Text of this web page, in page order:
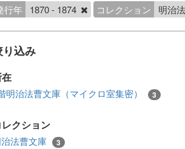
行年 1870 - 1874 コレクション 明治
り込み
明治法曹文庫（マイクロ室集密） 3
レクション
法曹文庫 3